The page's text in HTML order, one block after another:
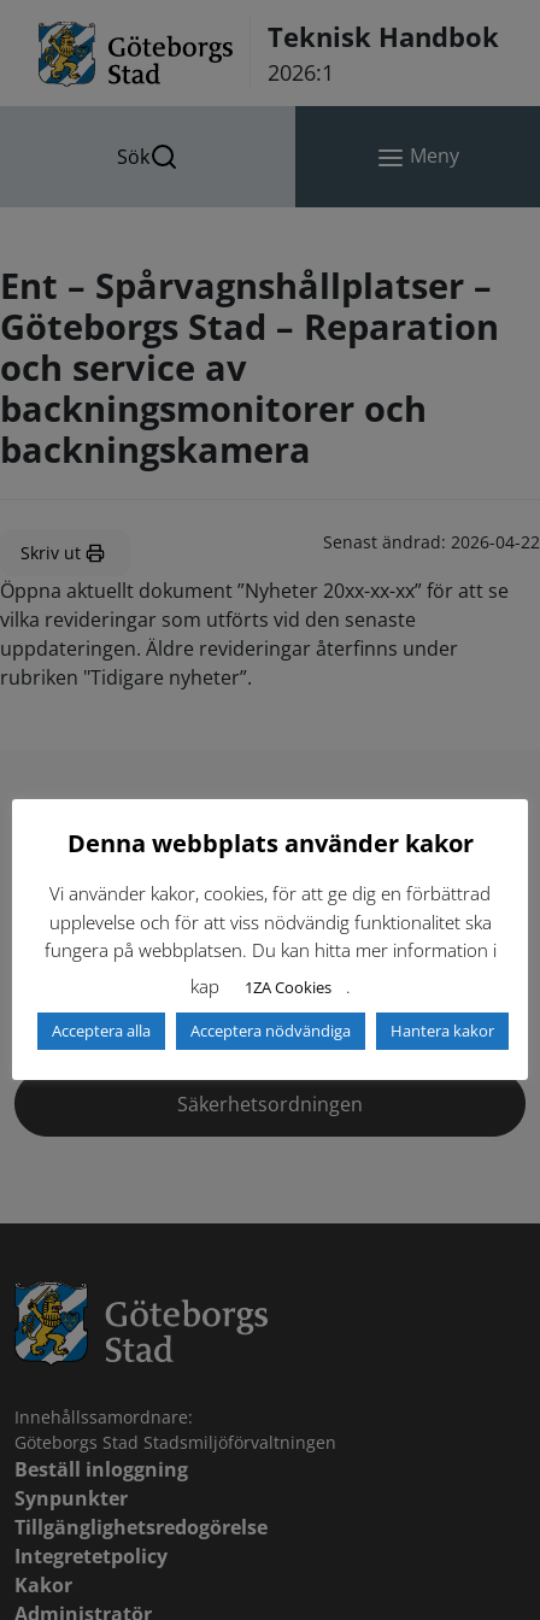
Teknisk Handbok
2026:1
Sök Meny
Ent – Spårvagnshållplatser –
Göteborgs Stad – Reparation
och service av
backningsmonitorer och
backningskamera
Skriv ut Senast ändrad: 2026-04-22
Öppna aktuellt dokument ”Nyheter 20xx-xx-xx” för att se
vilka revideringar som utförts vid den senaste
uppdateringen. Äldre revideringar återfinns under
rubriken "Tidigare nyheter”.
Hitta direkt
Gällande standardritningar (Dwg och pdf)
Tidigare versioner Nyheter
Säkerhetsordningen
Innehållssamordnare:
Göteborgs Stad Stadsmiljöförvaltningen
Beställ inloggning
Synpunkter
Tillgänglighetsredogörelse
Integretetpolicy
Kakor
Administratör
Denna webbplats använder kakor
Vi använder kakor, cookies, för att ge dig en förbättrad
upplevelse och för att viss nödvändig funktionalitet ska
fungera på webbplatsen. Du kan hitta mer information i
kap
1ZA Cookies .
Acceptera alla Acceptera nödvändiga Hantera kakor